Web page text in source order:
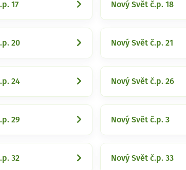
17 Nový Svět č.p. 18
20 Nový Svět č.p. 21
24 Nový Svět č.p. 26
29 Nový Svět č.p. 3
32 Nový Svět č.p. 33